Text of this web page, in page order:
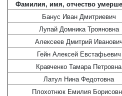
Фамилия, имя, отчество
Банус Иван Дмитриевич
Лупай Домника Трояновна
Алексеев Дмитрий Иванович
Гейн Алексей Евстафьевич
Кравченко Тамара Петровна
Латул Нина Федотовна
Плохотнюк Емилия